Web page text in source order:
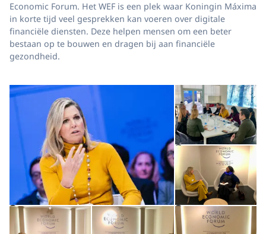
Economic Forum. Het WEF is een plek waar Koningin Máxima
in korte tijd veel gesprekken kan voeren over digitale
financiële diensten. Deze helpen mensen om een beter
bestaan op te bouwen en dragen bij aan financiële
gezondheid.
Open de galerij in vergrote
©
©
©
Open de galerij in vergrote weergaveOpen de galerij in vergrote